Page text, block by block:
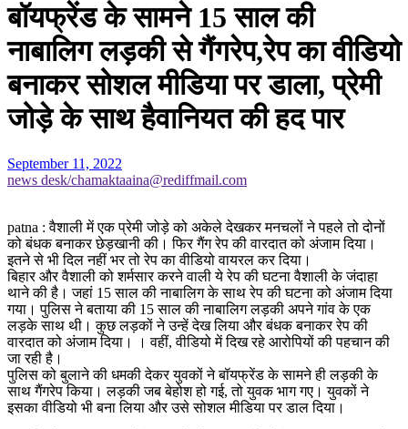
बॉयफ्रेंड के सामने 15 साल की
नाबालिग लड़की से गैंगरेप,रेप का वीडियो
बनाकर सोशल मीडिया पर डाला, प्रेमी
जोड़े के साथ हैवानियत की हद पार
September 11, 2022
news desk/chamaktaaina@rediffmail.com
patna : वैशाली में एक प्रेमी जोड़े को अकेले देखकर मनचलों ने पहले तो दोनों
को बंधक बनाकर छेड़खानी की। फिर गैंग रेप की वारदात को अंजाम दिया।
इतने से भी दिल नहीं भर तो रेप का वीडियो वायरल कर दिया।
बिहार और वैशाली को शर्मसार करने वाली ये रेप की घटना वैशाली के जंदाहा
थाने की है। जहां 15 साल की नाबालिग के साथ रेप की घटना को अंजाम दिया
गया। पुलिस ने बताया की 15 साल की नाबालिग लड़की अपने गांव के एक
लड़के साथ थी। कुछ लड़कों ने उन्हें देख लिया और बंधक बनाकर रेप की
वारदात को अंजाम दिया। । वहीं, वीडियो में दिख रहे आरोपियों की पहचान की
जा रही है।
पुलिस को बुलाने की धमकी देकर युवकों ने बॉयफ्रेंड के सामने ही लड़की के
साथ गैंगरेप किया। लड़की जब बेहोश हो गई, तो युवक भाग गए। युवकों ने
इसका वीडियो भी बना लिया और उसे सोशल मीडिया पर डाल दिया।